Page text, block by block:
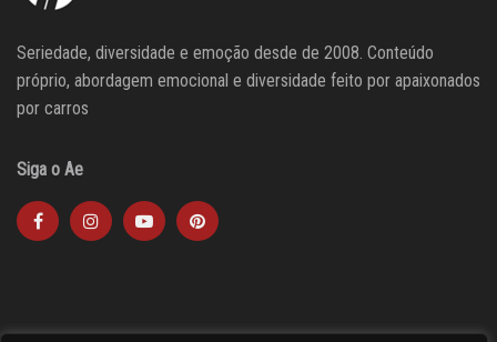
Seriedade, diversidade e emoção desde de 2008. Conteúdo
próprio, abordagem emocional e diversidade feito por apaixonados
por carros
Siga o Ae